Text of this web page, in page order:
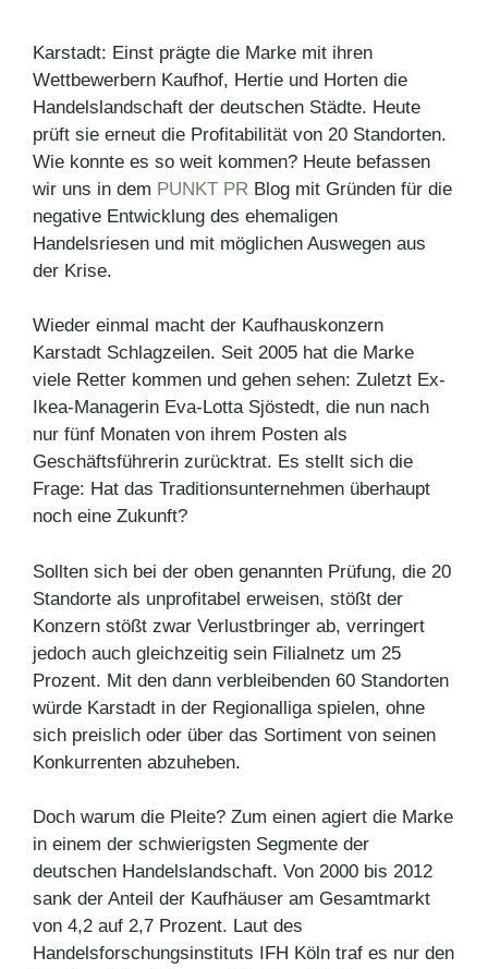
Karstadt: Einst prägte die Marke mit ihren
Wettbewerbern Kaufhof, Hertie und Horten die
Handelslandschaft der deutschen Städte. Heute
prüft sie erneut die Profitabilität von 20 Standorten.
Wie konnte es so weit kommen? Heute befassen
wir uns in dem PUNKT PR Blog mit Gründen für die
negative Entwicklung des ehemaligen
Handelsriesen und mit möglichen Auswegen aus
der Krise.
Wieder einmal macht der Kaufhauskonzern
Karstadt Schlagzeilen. Seit 2005 hat die Marke
viele Retter kommen und gehen sehen: Zuletzt Ex-
Ikea-Managerin Eva-Lotta Sjöstedt, die nun nach
nur fünf Monaten von ihrem Posten als
Geschäftsführerin zurücktrat. Es stellt sich die
Frage: Hat das Traditionsunternehmen überhaupt
noch eine Zukunft?
Sollten sich bei der oben genannten Prüfung, die 20
Standorte als unprofitabel erweisen, stößt der
Konzern stößt zwar Verlustbringer ab, verringert
jedoch auch gleichzeitig sein Filialnetz um 25
Prozent. Mit den dann verbleibenden 60 Standorten
würde Karstadt in der Regionalliga spielen, ohne
sich preislich oder über das Sortiment von seinen
Konkurrenten abzuheben.
Doch warum die Pleite? Zum einen agiert die Marke
in einem der schwierigsten Segmente der
deutschen Handelslandschaft. Von 2000 bis 2012
sank der Anteil der Kaufhäuser am Gesamtmarkt
von 4,2 auf 2,7 Prozent. Laut des
Handelsforschungsinstituts IFH Köln traf es nur den